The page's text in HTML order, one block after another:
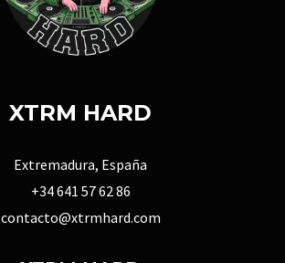
XTRM HARD
Extremadura, España
+34 641 57 62 86
contacto@xtrmhard.com